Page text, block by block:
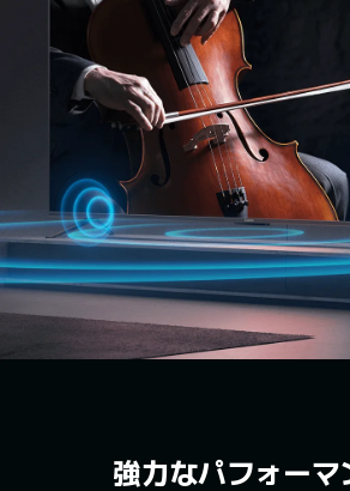
強力なパフォーマ